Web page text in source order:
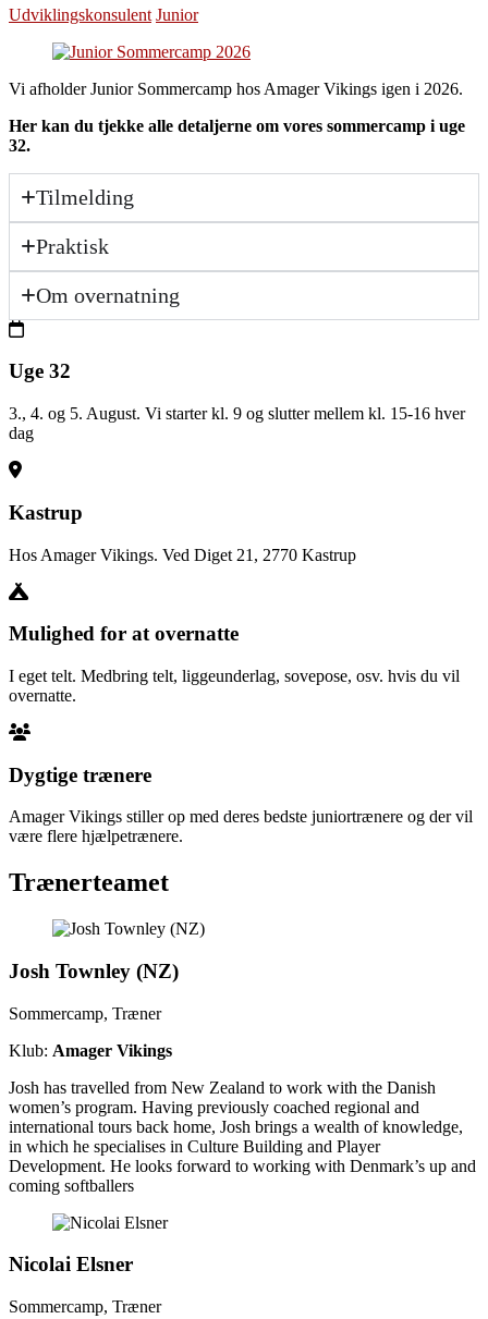
Udviklingskonsulent Junior
Vi afholder Junior Sommercamp hos Amager Vikings igen i 2026.
Her kan du tjekke alle detaljerne om vores sommercamp i uge
32.
Tilmelding
Praktisk
Om overnatning
Uge 32
3., 4. og 5. August. Vi starter kl. 9 og slutter mellem kl. 15-16 hver
dag
Kastrup
Hos Amager Vikings. Ved Diget 21, 2770 Kastrup
Mulighed for at overnatte
I eget telt. Medbring telt, liggeunderlag, sovepose, osv. hvis du vil
overnatte.
Dygtige trænere
Amager Vikings stiller op med deres bedste juniortrænere og der vil
være flere hjælpetrænere.
Trænerteamet
Josh Townley (NZ)
Sommercamp, Træner
Klub: Amager Vikings
Josh has travelled from New Zealand to work with the Danish
women’s program. Having previously coached regional and
international tours back home, Josh brings a wealth of knowledge,
in which he specialises in Culture Building and Player
Development. He looks forward to working with Denmark’s up and
coming softballers
Nicolai Elsner
Sommercamp, Træner